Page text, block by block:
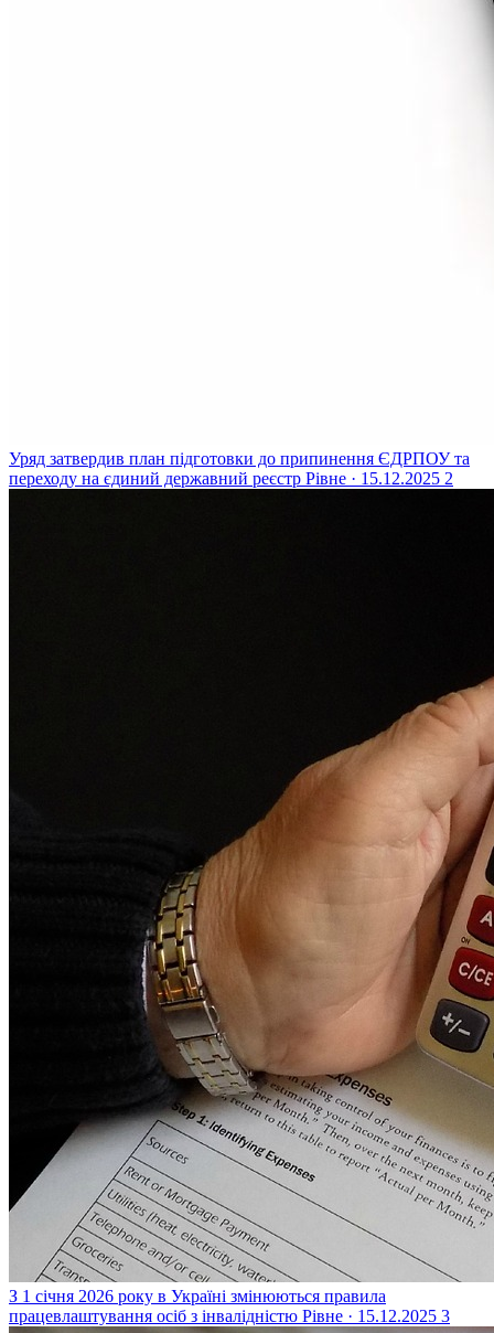
Уряд затвердив план підготовки до припинення ЄДРПОУ та
переходу на єдиний державний реєстр Рівне · 15.12.2025 2
З 1 січня 2026 року в Україні змінюються правила
працевлаштування осіб з інвалідністю Рівне · 15.12.2025 3